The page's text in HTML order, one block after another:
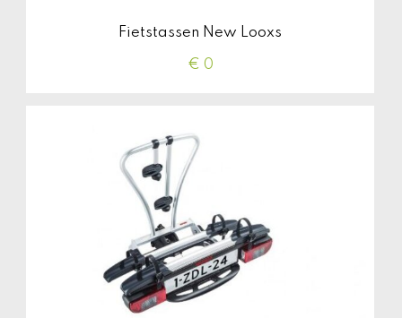
Fietstassen New Looxs
€ 0